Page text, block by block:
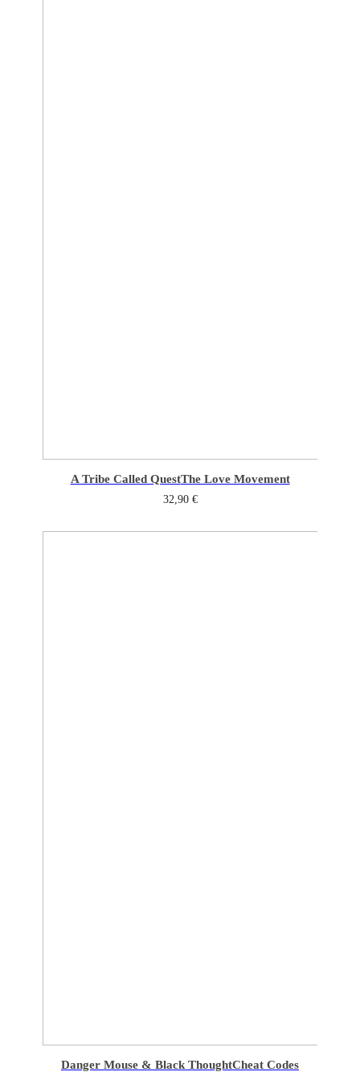
A Tribe Called QuestThe Love Movement
32,90 €
Danger Mouse & Black ThoughtCheat Codes